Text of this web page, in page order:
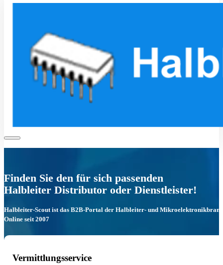
Finden Sie den für sich passenden
Halbleiter Distributor oder Dienstleister!
Halbleiter-Scout ist das B2B-Portal der Halbleiter- und
Online seit 2007
Vermittlungsservice